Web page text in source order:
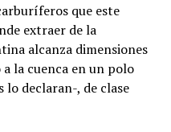
que este
extraer de la
alcanza dimensiones
la cuenca en un polo
declaran-, de clase